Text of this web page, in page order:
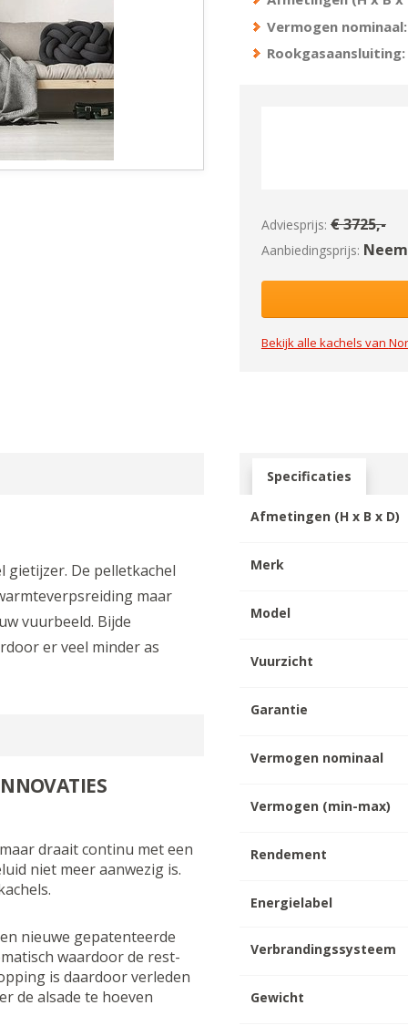
Vermogen nominaal:
Rookgasaansluiting:
Adviesprijs: €3725,-
Aanbiedingsprijs:
Bekijk alle kachels van
Specificaties
Afmetingen (H x B x D)
Merk
Model
Vuurzicht
Garantie
Vermogen nominaal
Vermogen (min-max)
Rendement
Energielabel
Verbrandingssysteem
Gewicht
gietijzer. De pelletkachel
maar
vuurbeeld. Bijde
er veel minder as
draait continu met een
niet meer aanwezig is.
nieuwe gepatenteerde
waardoor de rest-
is daardoor verleden
de alsade te hoeven